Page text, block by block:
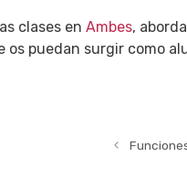
clases en Ambes,
os puedan surgir como